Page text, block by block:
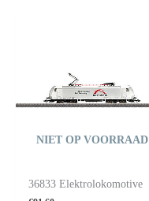
NIET OP VOORRAAD
36833 Elektrolokomotive